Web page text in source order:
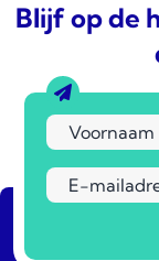
Blijf op de